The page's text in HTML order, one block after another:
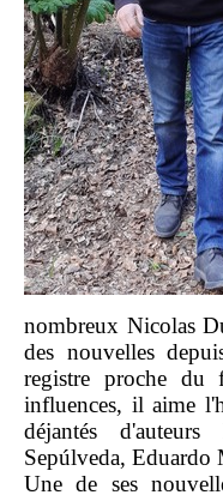
nombreux Nicolas
des nouvelles
registre proche du
influences, il aime
déjantés
Sepúlveda, Eduardo
Une de ses